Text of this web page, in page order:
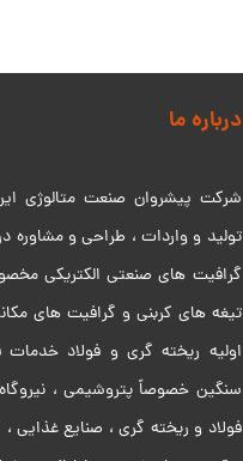
درباره ما
شرکت پیشروان صنعت متالوژی
تولید و واردات ، طراحی و مشاوره
گرافیت های صنعتی الکتریکی
تیغه های کربنی و گرافیت های
اولیه ریخته گری و فولاد
سنگین خصوصاً پتروشیمی ،
فولاد و ریخته گری ، صنایع غذایی